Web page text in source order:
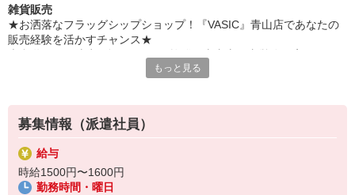
雑貨販売
★お洒落なフラッグシップショップ！『VASIC』青山店であなたの
販売経験を活かすチャンス★
大人気バッグブランド『VASIC』の接客販売スタッフを大募集しま
【具体的な業務内容】
◆お出迎え、お客様への接客販売
◆ライフスタイルに合わせたコーディネートのご提案、商品説明
◆商品の検品・品出し・ストック管理・レジ・ラッピング
◆店内のディスプレイ維持、お見送りなど
もっと見る
募集情報（派遣社員）
給与
時給1500円〜1600円
勤務時間・曜日